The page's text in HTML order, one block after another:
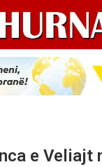
e Veliajt